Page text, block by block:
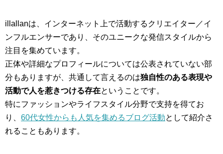
illallanは、インターネット上で活動するクリエイター／イ
ンフルエンサーであり、そのユニークな発信スタイルから
注目を集めています。
正体や詳細なプロフィールについては公表されていない部
分もありますが、共通して言えるのは独自性のある表現や
活動で人を惹きつける存在ということです。
特にファッションやライフスタイル分野で支持を得てお
り、 60代女性からも人気を集めるブログ活動として紹介さ
れることもあります。